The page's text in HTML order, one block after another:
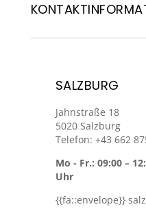
SALZBURG
Jahnstraße 18
5020 Salzburg
Telefon: +43 662
Mo - Fr.: 09:00 –
Uhr
{{fa::envelope}}